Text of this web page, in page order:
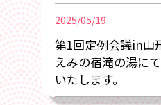
2025/05/19
第1回定例会議in山
えみの宿滝の湯に
いたします。